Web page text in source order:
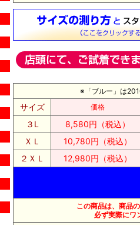
※「ブルー」は
サイズ 価格
３L
8,580円（税込）
ＸＬ
10,780円（税込）
２ＸＬ
12,980円（税込）
この商品は、商品
必ず実際にワ